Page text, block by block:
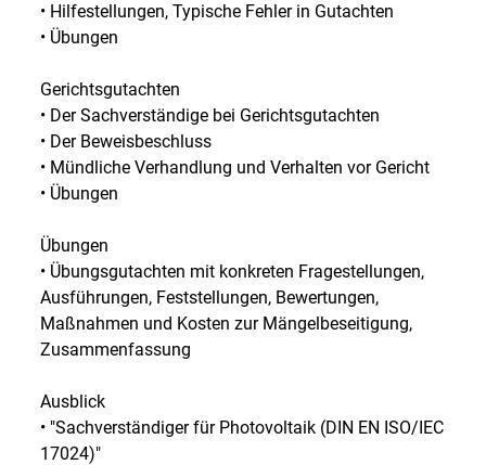
• Hilfestellungen, Typische Fehler in Gutachten
• Übungen
Gerichtsgutachten
• Der Sachverständige bei Gerichtsgutachten
• Der Beweisbeschluss
• Mündliche Verhandlung und Verhalten vor Gericht
• Übungen
Übungen
• Übungsgutachten mit konkreten Fragestellungen,
Ausführungen, Feststellungen, Bewertungen,
Maßnahmen und Kosten zur Mängelbeseitigung,
Zusammenfassung
Ausblick
• "Sachverständiger für Photovoltaik (DIN EN ISO/IEC
17024)"